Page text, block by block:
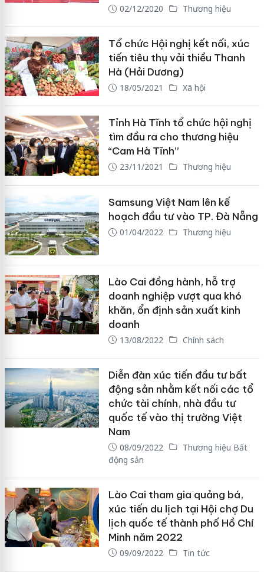
02/12/2020 Thương hiệu
Tổ chức Hội nghị kết nối, xúc
tiến tiêu thụ vải thiều Thanh
Hà (Hải Dương)
18/05/2021 Xã hội
Tỉnh Hà Tĩnh tổ chức hội nghị
tìm đầu ra cho thương hiệu
“Cam Hà Tĩnh”
23/11/2021 Thương hiệu
Samsung Việt Nam lên kế
hoạch đầu tư vào TP. Đà Nẵng
01/04/2022 Thương hiệu
Lào Cai đồng hành, hỗ trợ
doanh nghiệp vượt qua khó
khăn, ổn định sản xuất kinh
doanh
13/08/2022 Chính sách
Diễn đàn xúc tiến đầu tư bất
động sản nhằm kết nối các tổ
chức tài chính, nhà đầu tư
quốc tế vào thị trường Việt
Nam
08/09/2022
Thương hiệu Bất
động sản
Lào Cai tham gia quảng bá,
xúc tiến du lịch tại Hội chợ Du
lịch quốc tế thành phố Hồ Chí
Minh năm 2022
09/09/2022 Tin tức